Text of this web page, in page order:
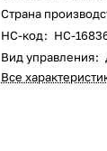
Страна
НС-код: НС-
Вид управления:
Все